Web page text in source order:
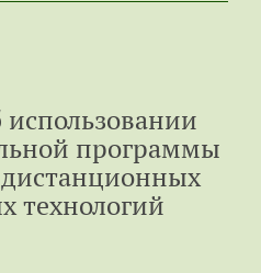
программы
технологий